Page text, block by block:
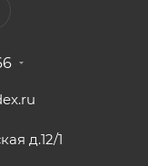
д.12/1